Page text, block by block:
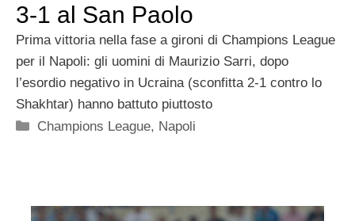
3-1 al San Paolo
Prima vittoria nella fase a gironi di Champions League
per il Napoli: gli uomini di Maurizio Sarri, dopo
l’esordio negativo in Ucraina (sconfitta 2-1 contro lo
Shakhtar) hanno battuto piuttosto
Categorie
Champions League, Napoli